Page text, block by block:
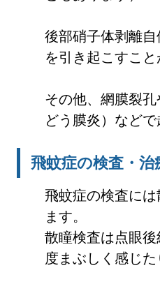
後部硝子体剥離
を引き起こすこと
その他、網膜裂
どう膜炎）などで
飛蚊症の検査・治
飛蚊症の検査に
ます。
散瞳検査は点眼
度まぶしく感じ